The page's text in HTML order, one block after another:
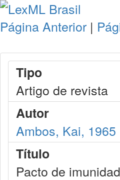
Página Anterior |
Tipo
Artigo de revista
Autor
Ambos, Kai, 1965
Título
Pacto de